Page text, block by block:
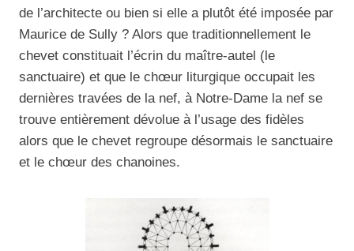
de l’architecte ou bien si elle a plutôt été imposée par
Maurice de Sully ? Alors que traditionnellement le
chevet constituait l’écrin du maître-autel (le
sanctuaire) et que le chœur liturgique occupait les
dernières travées de la nef, à Notre-Dame la nef se
trouve entièrement dévolue à l’usage des fidèles
alors que le chevet regroupe désormais le sanctuaire
et le chœur des chanoines.